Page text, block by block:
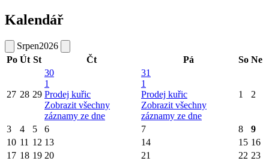
Kalendář
Srpen2026
Po Út St Čt Pá So Ne
27 28 29
30
1
Prodej kuřic
Zobrazit všechny
záznamy ze dne
31
1
Prodej kuřic
Zobrazit všechny
záznamy ze dne
1 2
3 4 5 6 7 8
9
10 11 12 13 14 15 16
17 18 19 20 21 22 23